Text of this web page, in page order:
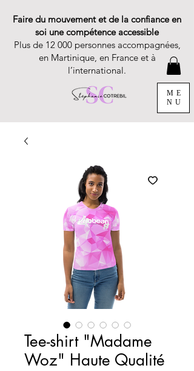
Faire du mouvement et de la confiance en
soi une compétence accessible
Plus de 12 000 personnes accompagnées,
en Martinique, en France et à
l’international.
ME
NU
Tee-shirt "Madame
Woz" Haute Qualité